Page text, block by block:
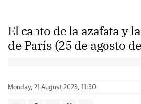
El canto de la azafata y
de París (25 de agosto
Monday, 21 August 2023, 11:30